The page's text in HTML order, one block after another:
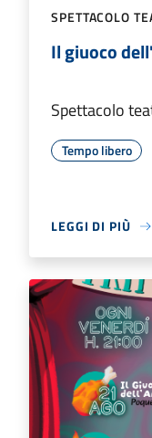
SPETTACOLO
Il giuoco
Spettacolo
Tempo libero
LEGGI DI PIÙ